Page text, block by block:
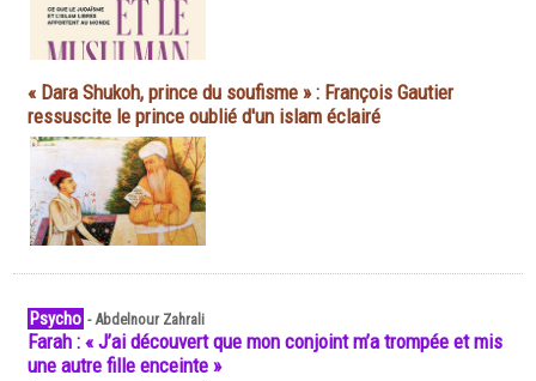
« Dara Shukoh, prince du soufisme » : François Gautier
ressuscite le prince oublié d'un islam éclairé
Psycho -Abdelnour Zahrali
Farah : « J’ai découvert que mon conjoint m’a trompée et mis
une autre fille enceinte »